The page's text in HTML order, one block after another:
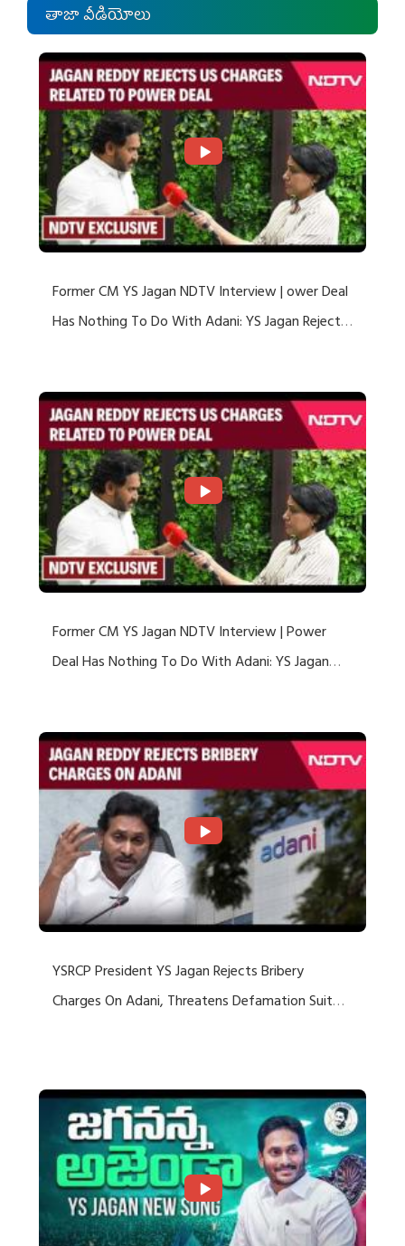
తాజా వీడియోలు
Former CM YS Jagan NDTV Interview | ower Deal
Has Nothing To Do With Adani: YS Jagan Rejects
Former CM YS Jagan NDTV Interview | Power
Deal Has Nothing To Do With Adani: YS Jagan
YSRCP President YS Jagan Rejects Bribery
Charges On Adani, Threatens Defamation Suit